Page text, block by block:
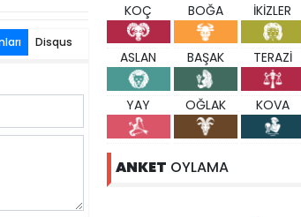
Disqus
KOÇ BOĞA İKİZLER
ASLAN BAŞAK TERAZİ
YAY OĞLAK KOVA
ANKET OYLAMA